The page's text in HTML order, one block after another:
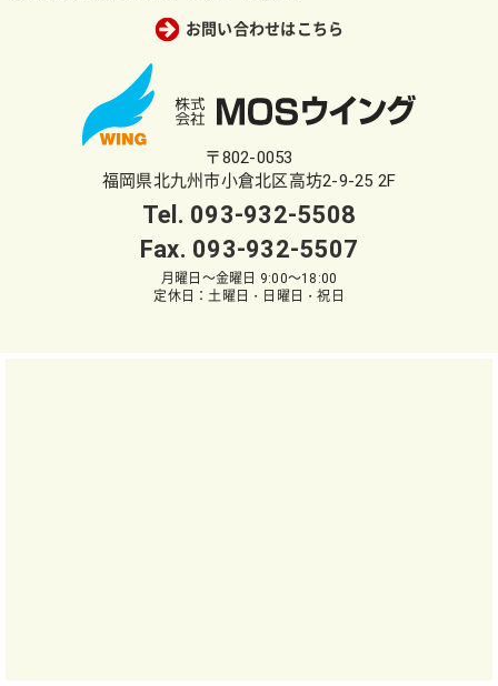
お問い合わせはこちら
〒802-0053
福岡県北九州市小倉北区高坊2-9-25 2F
Tel. 093-932-5508
Fax. 093-932-5507
月曜日～金曜日 9:00～18:00
定休日：土曜日・日曜日・祝日